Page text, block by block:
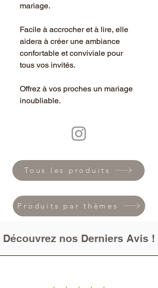
mariage.
Facile à accrocher et à lire, elle
aidera à créer une ambiance
confortable et conviviale pour
tous vos invités.
Offrez à vos proches un mariage
inoubliable.
Tous les produits
Produits par thèmes
Découvrez nos Derniers Avis !